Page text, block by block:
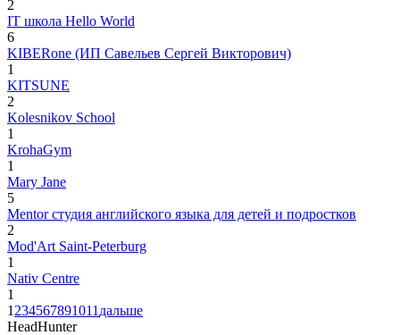
2
IT школа Hello World
6
KIBERone (ИП Савельев Сергей Викторович)
1
KITSUNE
2
Kolesnikov School
1
KrohaGym
1
Mary Jane
5
Mentor студия английского языка для детей и подростков
2
Mod'Art Saint-Peterburg
1
Nativ Centre
1
1 234567891011 дальше
HeadHunter